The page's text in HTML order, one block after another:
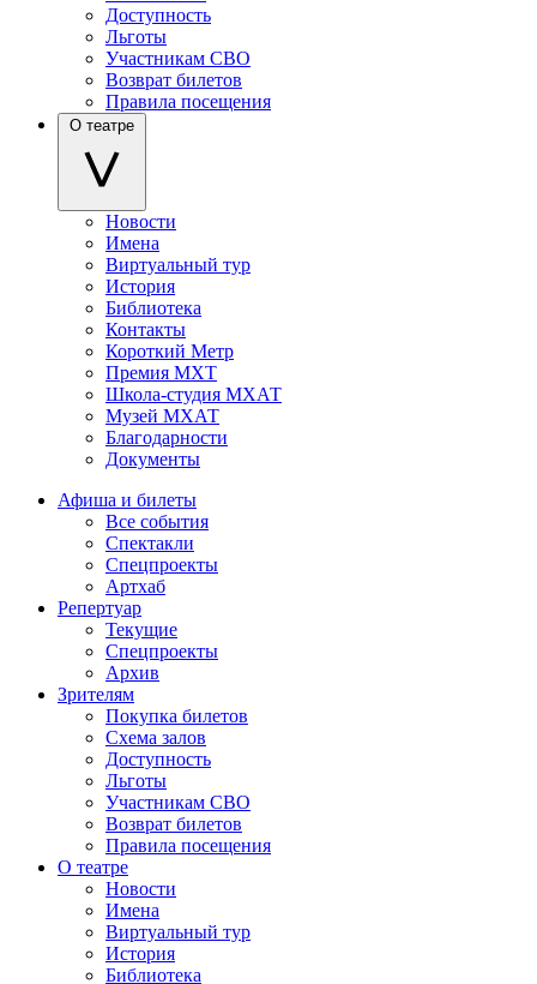
Доступность
Льготы
Участникам СВО
Возврат билетов
Правила посещения
О театре
Новости
Имена
Виртуальный тур
История
Библиотека
Контакты
Короткий Метр
Премия МХТ
Школа-студия МХАТ
Музей МХАТ
Благодарности
Документы
Афиша и билеты
Все события
Спектакли
Спецпроекты
Артхаб
Репертуар
Текущие
Спецпроекты
Архив
Зрителям
Покупка билетов
Схема залов
Доступность
Льготы
Участникам СВО
Возврат билетов
Правила посещения
О театре
Новости
Имена
Виртуальный тур
История
Библиотека